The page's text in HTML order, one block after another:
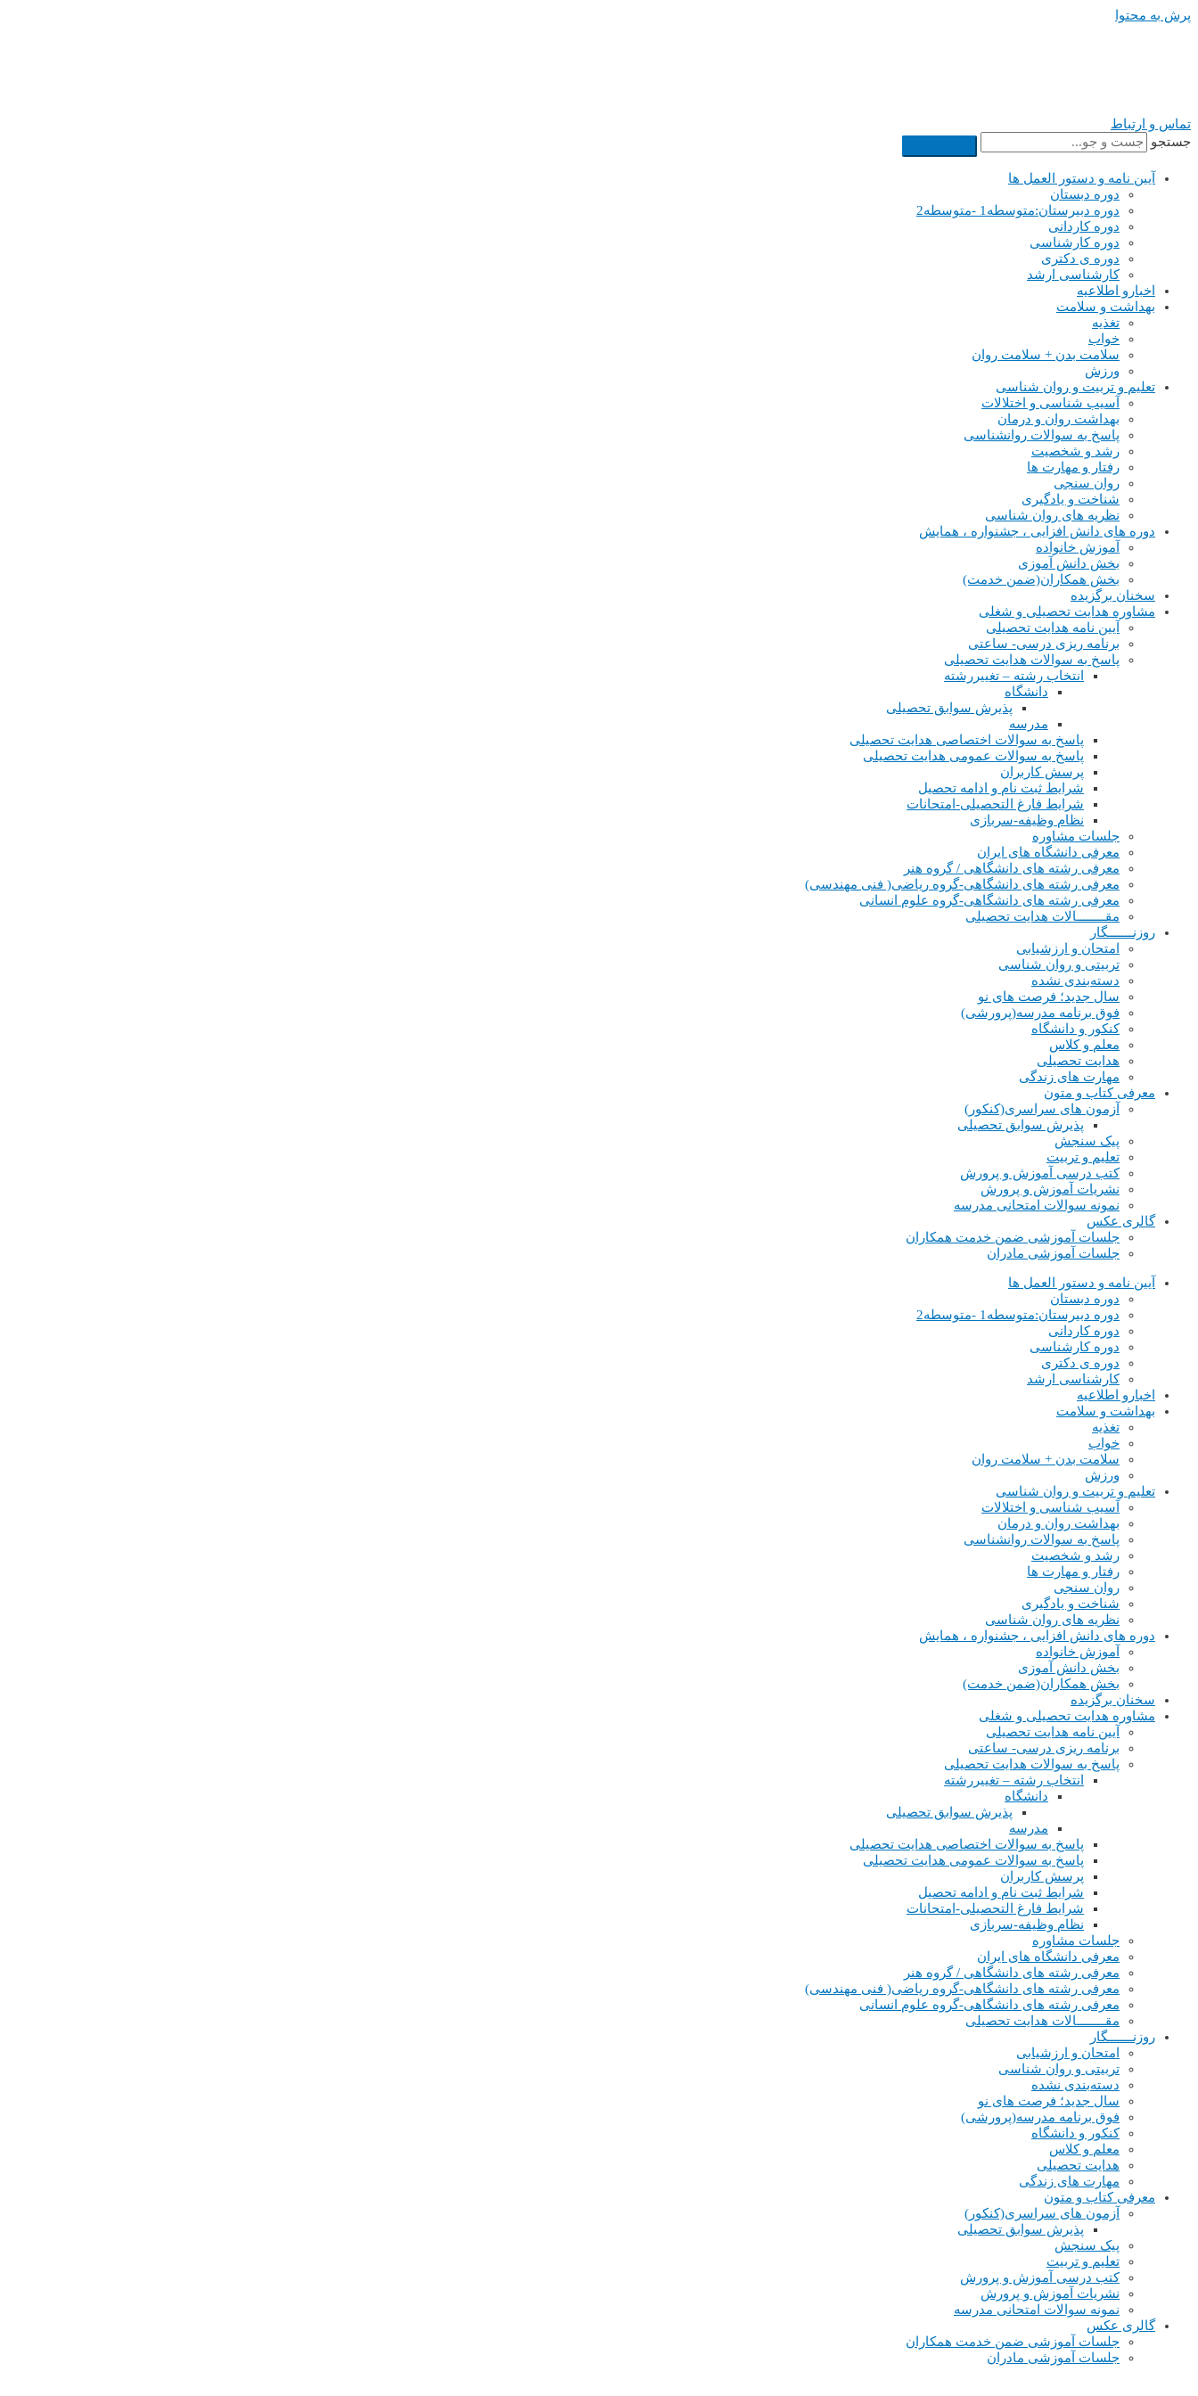
پرش به محتوا
تماس و ارتباط
جستجو
آیین نامه و دستور العمل ها
دوره دبستان
دوره دبیرستان:متوسطه1 -متوسطه2
دوره کاردانی
دوره کارشناسی
دوره ی دکتری
کارشناسی ارشد
اخبارو اطلاعیه
بهداشت و سلامت
تغذیه
خواب
سلامت بدن + سلامت روان
ورزش
تعلیم و تربیت و روان شناسی
آسیب شناسی و اختلالات
بهداشت روان و درمان
پاسخ به سوالات روانشناسی
رشد و شخصیت
رفتار و مهارت ها
روان سنجی
شناخت و یادگیری
نظریه های روان شناسی
دوره های دانش افزایی ، جشنواره ، همایش
آموزش خانواده
بخش دانش آموزی
بخش همکاران(ضمن خدمت)
سخنان برگزیده
مشاوره هدایت تحصیلی و شغلی
آیین نامه هدایت تحصیلی
برنامه ریزی درسی- ساعتی
پاسخ به سوالات هدایت تحصیلی
انتخاب رشته – تغییررشته
دانشگاه
پذیرش سوابق تحصیلی
مدرسه
پاسخ به سوالات اختصاصی هدایت تحصیلی
پاسخ به سوالات عمومی هدایت تحصیلی
پرسش کاربران
شرایط ثبت نام و ادامه تحصیل
شرایط فارغ التحصیلی-امتحانات
نظام وظیفه-سربازی
جلسات مشاوره
معرفی دانشگاه های ایران
معرفی رشته های دانشگاهی / گروه هنر
معرفی رشته های دانشگاهی-گروه ریاضی( فنی مهندسی)
معرفی رشته های دانشگاهی-گروه علوم انسانی
مقــــــــالات هدایت تحصیلی
روزنـــــــگار
امتحان و ارزشیابی
تربیتی و روان شناسی
دسته‌بندی نشده
سال جدید؛ فرصت های نو
فوق برنامه مدرسه(پرورشی)
کنکور و دانشگاه
معلم و کلاس
هدایت تحصیلی
مهارت های زندگی
معرفی کتاب و متون
آزمون های سراسری(کنکور)
پذیرش سوابق تحصیلی
پیک سنجش
تعلیم و تربیت
کتب درسی آموزش و پرورش
نشریات آموزش و پرورش
نمونه سوالات امتحانی مدرسه
گالری عکس
جلسات آموزشی ضمن خدمت همکاران
جلسات آموزشی مادران
آیین نامه و دستور العمل ها
دوره دبستان
دوره دبیرستان:متوسطه1 -متوسطه2
دوره کاردانی
دوره کارشناسی
دوره ی دکتری
کارشناسی ارشد
اخبارو اطلاعیه
بهداشت و سلامت
تغذیه
خواب
سلامت بدن + سلامت روان
ورزش
تعلیم و تربیت و روان شناسی
آسیب شناسی و اختلالات
بهداشت روان و درمان
پاسخ به سوالات روانشناسی
رشد و شخصیت
رفتار و مهارت ها
روان سنجی
شناخت و یادگیری
نظریه های روان شناسی
دوره های دانش افزایی ، جشنواره ، همایش
آموزش خانواده
بخش دانش آموزی
بخش همکاران(ضمن خدمت)
سخنان برگزیده
مشاوره هدایت تحصیلی و شغلی
آیین نامه هدایت تحصیلی
برنامه ریزی درسی- ساعتی
پاسخ به سوالات هدایت تحصیلی
انتخاب رشته – تغییررشته
دانشگاه
پذیرش سوابق تحصیلی
مدرسه
پاسخ به سوالات اختصاصی هدایت تحصیلی
پاسخ به سوالات عمومی هدایت تحصیلی
پرسش کاربران
شرایط ثبت نام و ادامه تحصیل
شرایط فارغ التحصیلی-امتحانات
نظام وظیفه-سربازی
جلسات مشاوره
معرفی دانشگاه های ایران
معرفی رشته های دانشگاهی / گروه هنر
معرفی رشته های دانشگاهی-گروه ریاضی( فنی مهندسی)
معرفی رشته های دانشگاهی-گروه علوم انسانی
مقــــــــالات هدایت تحصیلی
روزنـــــــگار
امتحان و ارزشیابی
تربیتی و روان شناسی
دسته‌بندی نشده
سال جدید؛ فرصت های نو
فوق برنامه مدرسه(پرورشی)
کنکور و دانشگاه
معلم و کلاس
هدایت تحصیلی
مهارت های زندگی
معرفی کتاب و متون
آزمون های سراسری(کنکور)
پذیرش سوابق تحصیلی
پیک سنجش
تعلیم و تربیت
کتب درسی آموزش و پرورش
نشریات آموزش و پرورش
نمونه سوالات امتحانی مدرسه
گالری عکس
جلسات آموزشی ضمن خدمت همکاران
جلسات آموزشی مادران